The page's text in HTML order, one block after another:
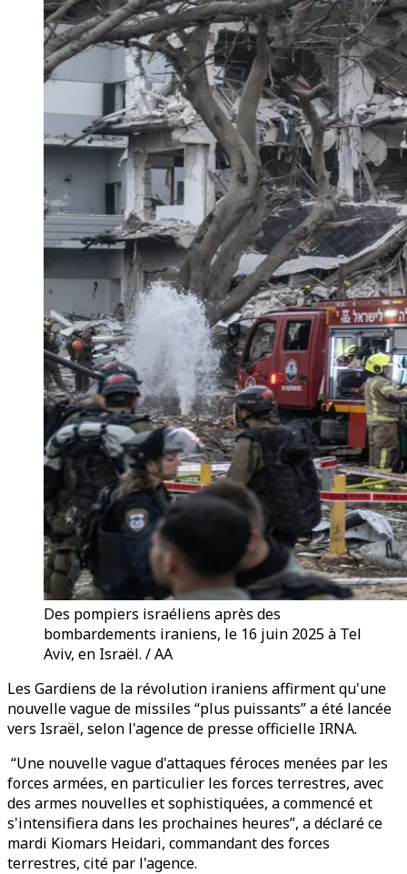
Des pompiers israéliens après des
bombardements iraniens, le 16 juin 2025 à Tel
Aviv, en Israël. / AA
Les Gardiens de la révolution iraniens affirment qu'une
nouvelle vague de missiles “plus puissants” a été lancée
vers Israël, selon l'agence de presse officielle IRNA.
“Une nouvelle vague d'attaques féroces menées par les
forces armées, en particulier les forces terrestres, avec
des armes nouvelles et sophistiquées, a commencé et
s'intensifiera dans les prochaines heures”, a déclaré ce
mardi Kiomars Heidari, commandant des forces
terrestres, cité par l'agence.